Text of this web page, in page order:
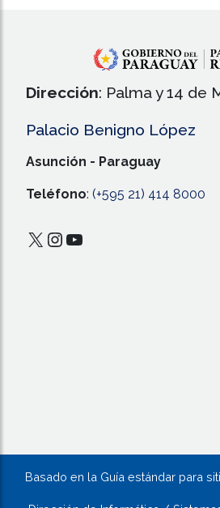
Dirección: Palma y 14 de
Palacio Benigno López
Asunción - Paraguay
Teléfono: (+595 21) 414 8000
X Instagram
YouTube
Basado en la Guía estándar para